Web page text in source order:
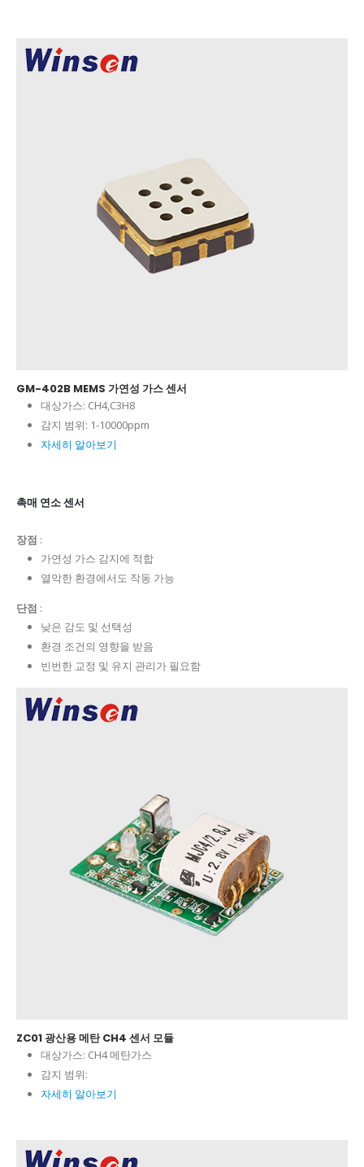
GM-402B MEMS 가연성 가스 센서
대상가스: CH4,C3H8
감지 범위: 1-10000ppm
자세히 알아보기
촉매 연소 센서
장점 :
가연성 가스 감지에 적합
열악한 환경에서도 작동 가능
단점 :
낮은 감도 및 선택성
환경 조건의 영향을 받음
빈번한 교정 및 유지 관리가 필요함
ZC01 광산용 메탄 CH4 센서 모듈
대상가스: CH4 메탄가스
감지 범위:
자세히 알아보기